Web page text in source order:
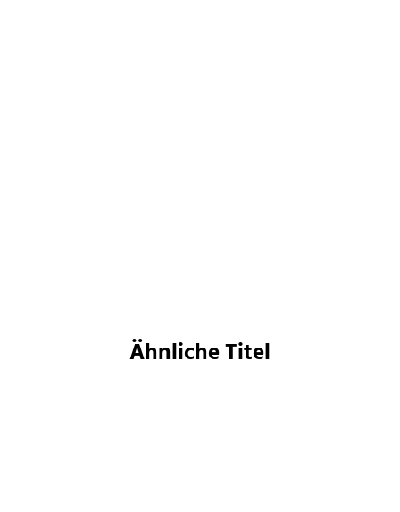
Ähnliche Titel